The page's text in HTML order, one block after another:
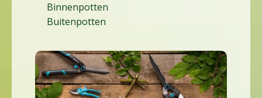
Binnenpotten
Buitenpotten